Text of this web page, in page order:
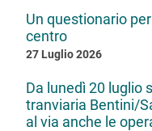
Un questionario
centro
27 Luglio 2026
Da lunedì 20 luglio
tranviaria Bentini/
al via anche le